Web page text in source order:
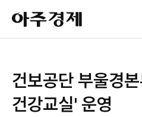
아
주
경
건보공단 부울경
건강교실' 운영